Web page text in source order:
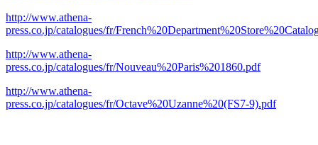
http://www.athena-
press.co.jp/catalogues/fr/
http://www.athena-
press.co.jp/catalogues/fr/Nouveau%20Paris%201860.pdf
http://www.athena-
press.co.jp/catalogues/fr/Octave%20Uzanne%20(FS7-9).pdf